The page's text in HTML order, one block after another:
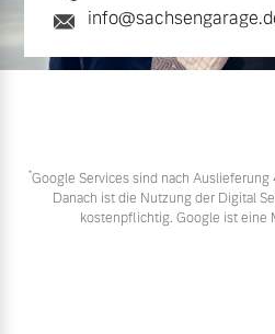
*Google Services sind nach
Danach ist die Nutzung der Digital
kostenpflichtig. Google ist eine